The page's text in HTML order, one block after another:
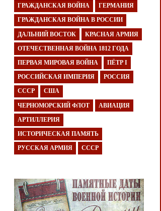
ГРАЖДАНСКАЯ ВОЙНА ГЕРМАНИЯ
ГРАЖДАНСКАЯ ВОЙНА В РОССИИ
ДАЛЬНИЙ ВОСТОК КРАСНАЯ АРМИЯ
ОТЕЧЕСТВЕННАЯ ВОЙНА 1812 ГОДА
ПЕРВАЯ МИРОВАЯ ВОЙНА ПЁТР I
РОССИЙСКАЯ ИМПЕРИЯ РОССИЯ
СССР США
ЧЕРНОМОРСКИЙ ФЛОТ АВИАЦИЯ
АРТИЛЛЕРИЯ
ИСТОРИЧЕСКАЯ ПАМЯТЬ
РУССКАЯ АРМИЯ СССР